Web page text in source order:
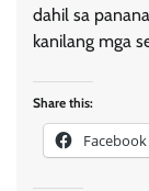
dahil sa
kanilang mga
Share this:
Facebook